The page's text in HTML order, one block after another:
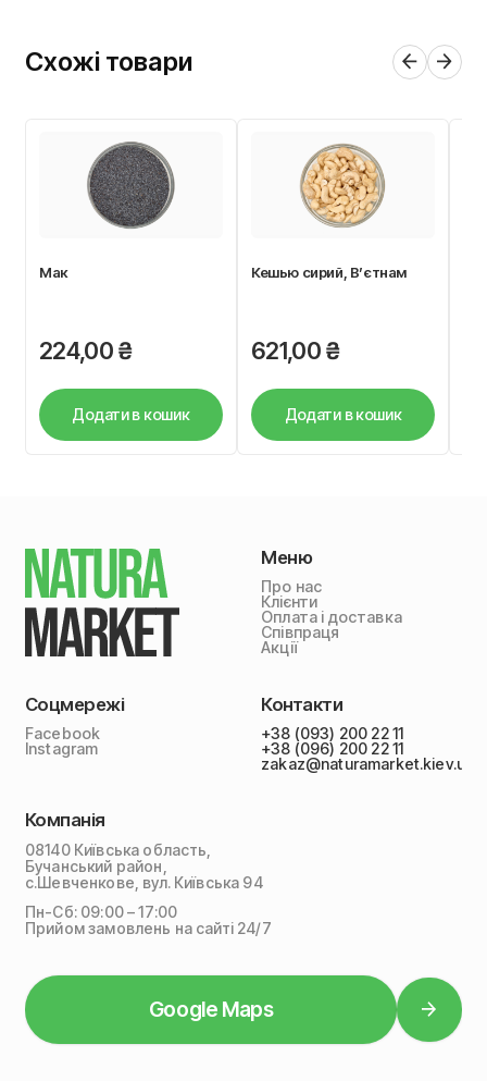
Схожі товари
Мак
224,00₴
Додати в кошик
Кешью сирий, В’єтнам
621,00₴
Додати в кошик
Меню
Про нас
Клієнти
Оплата і доставка
Співпраця
Акції
Соцмережі
Facebook
Instagram
Контакти
+38 (093) 200 22 11
+38 (096) 200 22 11
zakaz@naturamarket.kiev.ua
Компанія
08140 Київська область,
Бучанський район,
с.Шевченкове, вул. Київська 94
Пн-Сб: 09:00 – 17:00
Прийом замовлень на сайті 24/7
Google Maps